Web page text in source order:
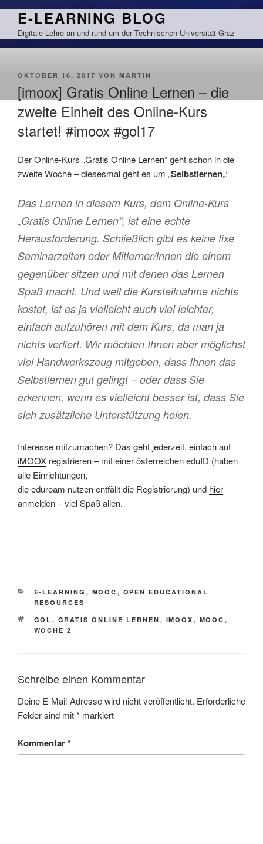
Zum
springen
E-LEARNING BLOG
Digitale Lehre an und rund um der Technischen Universität Graz
VERÖFFENTLICHT
OKTOBER 16, 2017 VON MARTIN
[imoox] Gratis Online Lernen – die
zweite Einheit des Online-Kurs
startet! #imoox #gol17
Der Online-Kurs „Gratis Online Lernen“ geht schon in die
zweite Woche – diesesmal geht es um „Selbstlernen„:
Das Lernen in diesem Kurs, dem Online-Kurs
„Gratis Online Lernen“, ist eine echte
Herausforderung. Schließlich gibt es keine fixe
Seminarzeiten oder Mitlerner/innen die einem
gegenüber sitzen und mit denen das Lernen
Spaß macht. Und weil die Kursteilnahme nichts
kostet, ist es ja vielleicht auch viel leichter,
einfach aufzuhören mit dem Kurs, da man ja
nichts verliert. Wir möchten Ihnen aber möglichst
viel Handwerkszeug mitgeben, dass Ihnen das
Selbstlernen gut gelingt – oder dass Sie
erkennen, wenn es vielleicht besser ist, dass Sie
sich zusätzliche Unterstützung holen.
Interesse mitzumachen? Das geht jederzeit, einfach auf
iMOOX registrieren – mit einer österreichen eduID (haben
alle Einrichtungen,
die eduroam nutzen entfällt die Registrierung) und hier
anmelden – viel Spaß allen.
KATEGORIEN
E-LEARNING , MOOC , OPEN EDUCATIONAL
RESOURCES
SCHLAGWÖRTER
GOL , GRATIS ONLINE LERNEN , IMOOX , MOOC ,
WOCHE 2
Schreibe einen Kommentar
Deine E-Mail-Adresse wird nicht veröffentlicht. Erforderliche
Felder sind mit* markiert
Kommentar*